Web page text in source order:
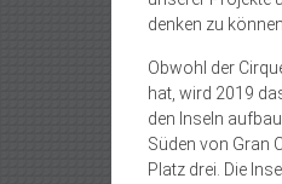
denken zu
Obwohl der
hat, wird 2019
den Inseln
Süden von Gran
Platz drei. Die